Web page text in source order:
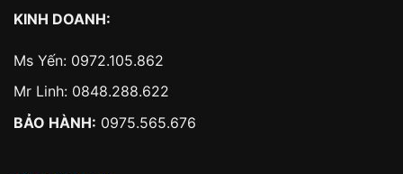
KINH DOANH:
Ms Yến: 0972.105.862
Mr Linh: 0848.288.622
BẢO HÀNH: 0975.565.676